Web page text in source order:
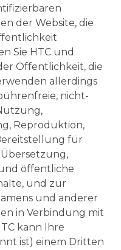
der Website, die
Sie HTC und
Öffentlichkeit, die
allerdings
nicht-
Reproduktion,
für
öffentliche
und zur
und anderer
in Verbindung mit
kann Ihre
ist) einem Dritten